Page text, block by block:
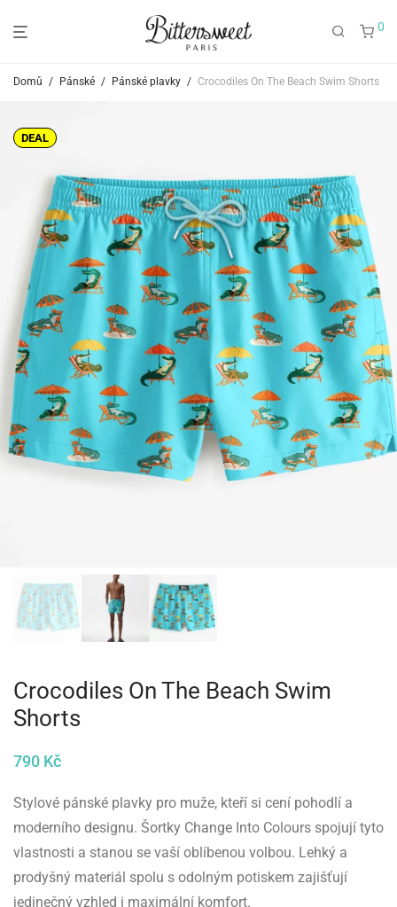
0
Domů / Pánské / Pánské plavky / Crocodiles On The Beach Swim Shorts
DEAL
Crocodiles On The Beach Swim
Shorts
790 Kč
Stylové pánské plavky pro muže, kteří si cení pohodlí a
moderního designu. Šortky Change Into Colours spojují tyto
vlastnosti a stanou se vaší oblíbenou volbou. Lehký a
prodyšný materiál spolu s odolným potiskem zajišťují
jedinečný vzhled i maximální komfort.